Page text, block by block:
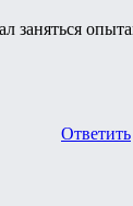
заняться
Ответить